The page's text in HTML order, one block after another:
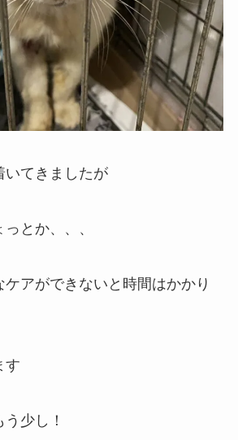
いてきましたが
とか、、、
アができないと時間はかかり
す
少し！